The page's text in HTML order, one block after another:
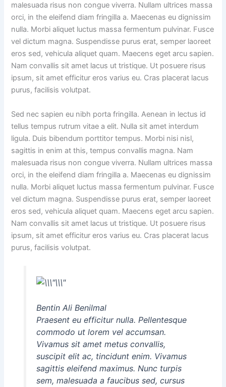
malesuada risus non congue viverra. Nullam ultrices massa
orci, in the eleifend diam fringilla a. Maecenas eu dignissim
nulla. Morbi aliquet luctus massa fermentum pulvinar. Fusce
vel dictum magna. Suspendisse purus erat, semper laoreet
eros sed, vehicula aliquet quam. Maecens eget arcu sapien.
Nam convallis sit amet lacus ut tristique. Ut posuere risus
ipsum, sit amet efficitur eros varius eu. Cras placerat lacus
purus, facilisis volutpat.
Sed nec sapien eu nibh porta fringilla. Aenean in lectus id
tellus tempus rutrum vitae a elit. Nulla sit amet interdum
ligula. Duis bibendum porttitor tempus. Morbi nisi nisl,
sagittis in enim at this, tempus convallis magna. Nam
malesuada risus non congue viverra. Nullam ultrices massa
orci, in the eleifend diam fringilla a. Maecenas eu dignissim
nulla. Morbi aliquet luctus massa fermentum pulvinar. Fusce
vel dictum magna. Suspendisse purus erat, semper laoreet
eros sed, vehicula aliquet quam. Maecens eget arcu sapien.
Nam convallis sit amet lacus ut tristique. Ut posuere risus
ipsum, sit amet efficitur eros varius eu. Cras placerat lacus
purus, facilisis volutpat.
Bentin Ali Benilmal
Praesent eu efficitur nulla. Pellentesque
commodo ut lorem vel accumsan.
Vivamus sit amet metus convallis,
suscipit elit ac, tincidunt enim. Vivamus
sagittis eleifend maximus. Nunc turpis
sem, malesuada a faucibus sed, cursus